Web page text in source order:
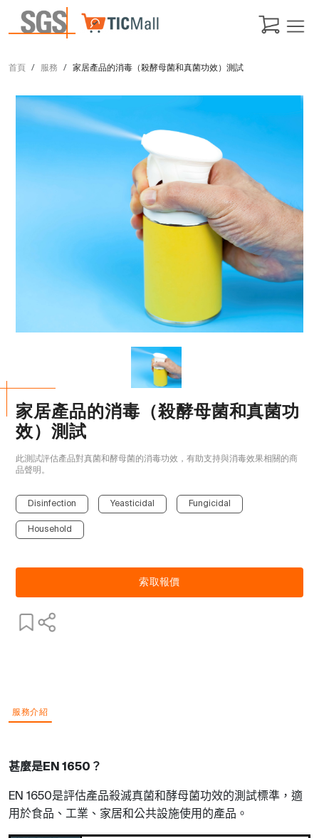
首頁 服務 家居產品的消毒（殺酵母菌和真菌功效）測試
家居產品的消毒（殺酵母菌和真菌功
效）測試
此測試評估產品對真菌和酵母菌的消毒功效，有助支持與消毒效果相關的商
品聲明。
Disinfection Yeasticidal Fungicidal
Household
索取報價
服務介紹
甚麼是EN 1650 ？
EN 1650是評估產品殺滅真菌和酵母菌功效的測試標準，適
用於食品、工業、家居和公共設施使用的產品。